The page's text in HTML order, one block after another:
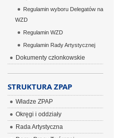
Regulamin wyboru Delegatów na
WZD
Regulamin WZD
Regulamin Rady Artystycznej
Dokumenty członkowskie
STRUKTURA ZPAP
Władze ZPAP
Okręgi i oddziały
Rada Artystyczna